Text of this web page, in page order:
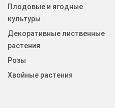
Плодовые и ягодные
культуры
Декоративные лиственные
растения
Розы
Хвойные растения